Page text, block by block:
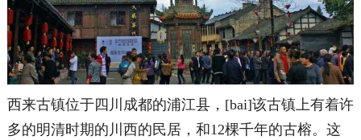
西来古镇位于四川成都的浦江县，[bai]该古镇上有着许
多的明清时期的川西的民居，和12棵千年的古榕。这